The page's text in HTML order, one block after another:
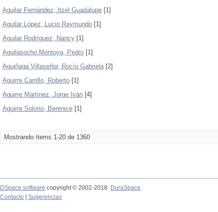
Aguilar Fernández, Itzel Guadalupe [1]
Aguilar López, Lucio Raymundo [1]
Aguilar Rodríguez, Nancy [1]
Aguilasocho Montoya, Pedro [1]
Aguiñaga Villaseñor, Rocío Gabriela[2]
Aguirre Carrillo, Roberto [1]
Aguirre Martínez, Jorge Iván [4]
Aguirre Solorio, Berenice [1]
Mostrando ítems 1-20 de 1360
DSpace software copyright © 2002-2016
DuraSpace
Contacto
Sugerencias